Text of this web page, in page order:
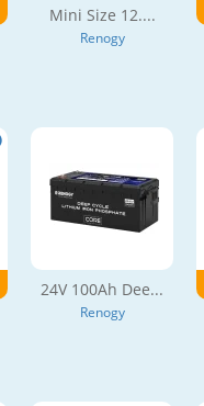
Mini Size 12....
Renogy
24V 100Ah Dee...
Renogy